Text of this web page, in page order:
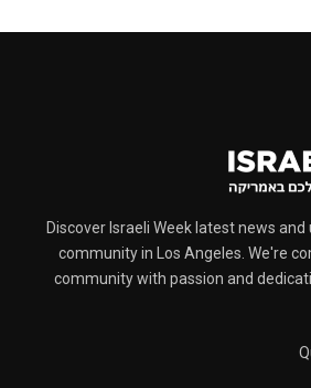
Discover Israeli Week latest news
community in Los Angeles. We're
community with passion and